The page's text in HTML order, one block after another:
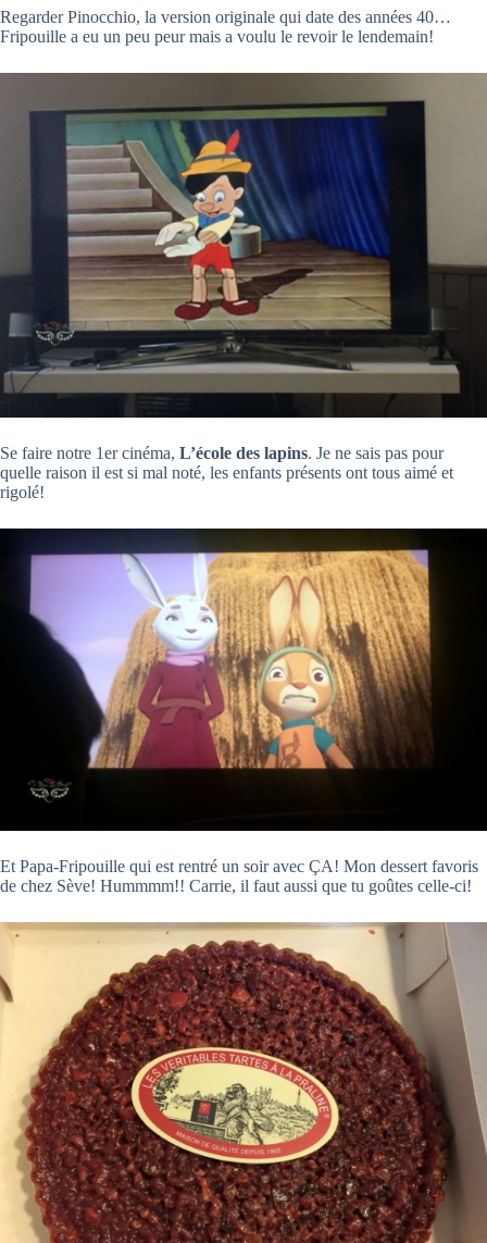
Regarder Pinocchio, la version originale qui date des années 40…
Fripouille a eu un peu peur mais a voulu le revoir le lendemain!
Se faire notre 1er cinéma, L’école des lapins. Je ne sais pas pour
quelle raison il est si mal noté, les enfants présents ont tous aimé et
rigolé!
Et Papa-Fripouille qui est rentré un soir avec ÇA! Mon dessert favoris
de chez Sève! Hummmm!! Carrie, il faut aussi que tu goûtes celle-ci!